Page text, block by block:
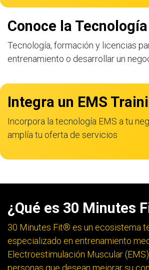
Conoce la
Tecnología, formación y licencias
entrenamiento o desarrollar un
Integra un EMS
Incorpora la tecnología EMS a tu
amplía tu oferta de servicios
¿Qué es 30 Minutes
30 Minutes Fit® es un ecosistema
especializado en entrenamiento
Electroestimulación Muscular
personas que desean mejorar su